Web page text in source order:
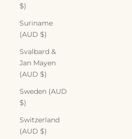
$)
Suriname
(AUD $)
Svalbard &
Jan Mayen
(AUD $)
Sweden (AUD
$)
Switzerland
(AUD $)